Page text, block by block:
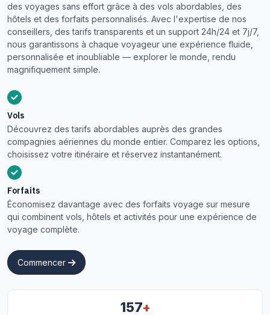
des voyages sans effort grâce à des vols abordables, des
hôtels et des forfaits personnalisés. Avec l'expertise de nos
conseillers, des tarifs transparents et un support 24h/24 et 7j/7,
nous garantissons à chaque voyageur une expérience fluide,
personnalisée et inoubliable — explorer le monde, rendu
magnifiquement simple.
Vols
Découvrez des tarifs abordables auprès des grandes
compagnies aériennes du monde entier. Comparez les options,
choisissez votre itinéraire et réservez instantanément.
Forfaits
Économisez davantage avec des forfaits voyage sur mesure
qui combinent vols, hôtels et activités pour une expérience de
voyage complète.
Commencer
157+